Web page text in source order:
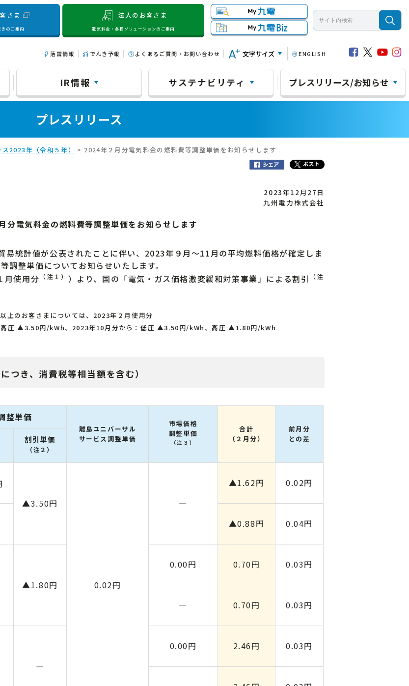
さま
のご案内
法人のお客さま
電気料金・各種ソリューションのご案内
落雷情報 でんき予報 よくあるご質問・お問い合わせ 文字サイズ ENGLISH
IR情報 サステナビリティ プレスリリース/お知らせ
プレスリリース
2023年（令和５年） > 2024年２月分電気料金の燃料費等調整単価をお知らせします
2023年12月27日
九州電力株式会社
分電気料金の燃料費等調整単価をお知らせします
統計値が公表されたことに伴い、2023年９月～11月の平均燃料価格が確定しま
調整単価についてお知らせいたします。
月使用分 （注１） ）より、国の「電気・ガス価格激変緩和対策事業」による割引 （注
上のお客さまについては、2023年２月使用分
高圧 ▲3.50円/kWh、2023年10月分から：低圧 ▲3.50円/kWh、高圧 ▲1.80円/kWh
につき、消費税等相当額を含む）
整単価
離島ユニバーサル
サービス調整単価
市場価格
調整単価
（注３）
合計
（２月分）
前月分
との差
割引単価
（注２）
▲3.50円
0.02円
―
▲1.62円 0.02円
▲0.88円 0.04円
▲1.80円
0.00円 0.70円 0.03円
― 0.70円 0.03円
―
0.00円 2.46円 0.03円